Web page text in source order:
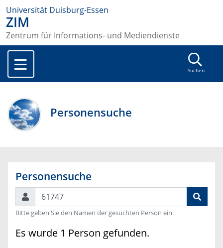
Universität Duisburg-Essen
ZIM
Zentrum für Informations- und Mediendienste
Suchen
Personensuche
Personensuche
Suchen
Bitte geben Sie den Namen der gesuchten Person ein.
Es wurde 1 Person gefunden.